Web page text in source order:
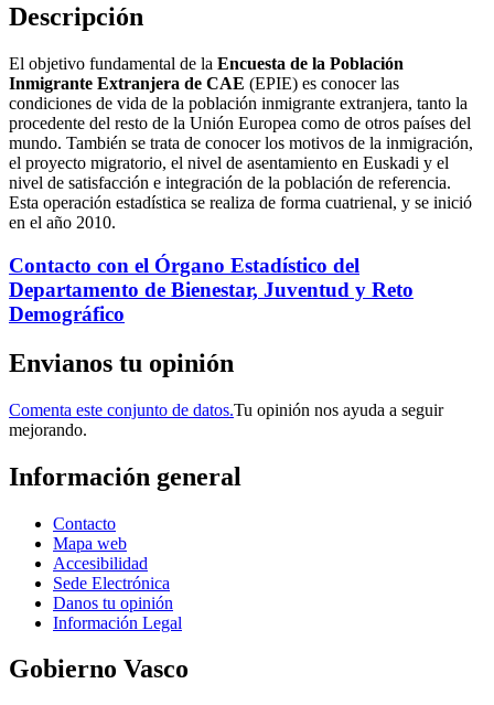
Descripción
El objetivo fundamental de la Encuesta de la Población
Inmigrante Extranjera de CAE (EPIE) es conocer las
condiciones de vida de la población inmigrante extranjera, tanto la
procedente del resto de la Unión Europea como de otros países del
mundo. También se trata de conocer los motivos de la inmigración,
el proyecto migratorio, el nivel de asentamiento en Euskadi y el
nivel de satisfacción e integración de la población de referencia.
Esta operación estadística se realiza de forma cuatrienal, y se inició
en el año 2010.
Contacto con el Órgano Estadístico del
Departamento de Bienestar, Juventud y Reto
Demográfico
Envianos tu opinión
Comenta este conjunto de datos.Tu opinión nos ayuda a seguir
mejorando.
Información general
Contacto
Mapa web
Accesibilidad
Sede Electrónica
Danos tu opinión
Información Legal
Gobierno Vasco